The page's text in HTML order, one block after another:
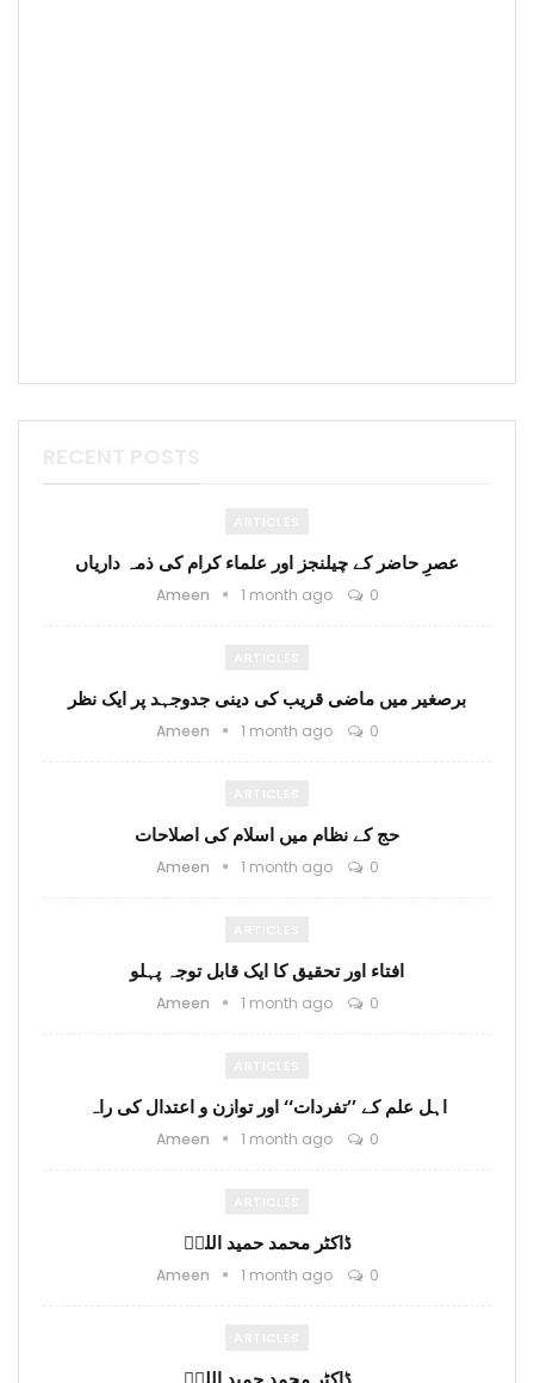
عصرِ حاضر کے چیلنجز اور علماء کرام کی ذمہ داریاں
Ameen 1 month ago 0
برصغیر میں ماضی قریب کی دینی جدوجہد پر ایک نظر
Ameen 1 month ago 0
حج کے نظام میں اسلام کی اصلاحات
Ameen 1 month ago 0
افتاء اور تحقیق کا ایک قابل توجہ پہلو
Ameen 1 month ago 0
اہل علم کے ’’تفردات‘‘ اور توازن و اعتدال کی راہ
Ameen 1 month ago 0
ڈاکٹر محمد حمید اللہؒ
Ameen 1 month ago 0